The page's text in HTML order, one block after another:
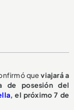
queviajará a
de posesión del
, el próximo 7 de